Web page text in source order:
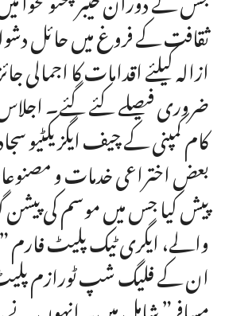
ثقافت کے فروغ میں حائل
ازالہ کیلئے اقدامات کا اجمالی
ضروری فیصلے کئے گئے۔
کام کمپنی کے چیف ایگزیکٹیو
بعض اختراعی خدمات و
پیش کیا جس میں موسم کی پیشن
والے، ایگری ٹیک پلیٹ فارم
ان کے فلیگ شپ ٹورازم